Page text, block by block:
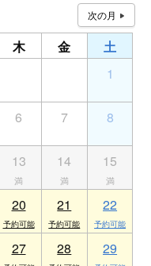
木 金
土
1
6 7 8
13 14 15
20 21 22
27 28 29